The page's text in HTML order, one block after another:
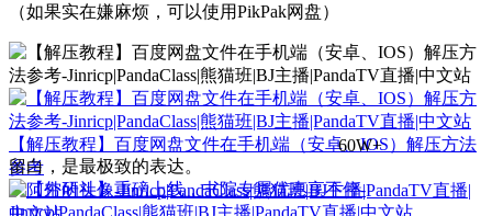
（如果实在嫌麻烦，可以使用PikPak网盘）
【解压教程】百度网盘文件在手机端（安卓、IOS）解压方法
参考
60W+
留白，是最极致的表达。